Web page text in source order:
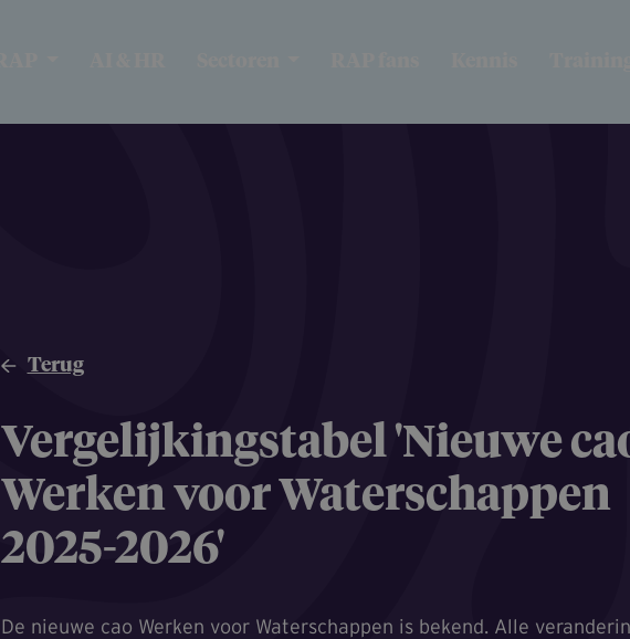
Terug
Vergelij­kings­tabel 'Nieuwe
Werken voor Waterschappen
2025-2026'
De nieuwe cao Werken voor Waterschappen is bekend. Alle